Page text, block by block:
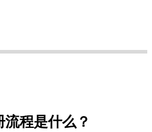
程是什么？